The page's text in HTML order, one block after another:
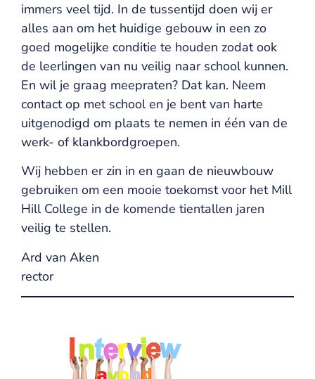
immers veel tijd. In de tussentijd doen wij er
alles aan om het huidige gebouw in een zo
goed mogelijke conditie te houden zodat ook
de leerlingen van nu veilig naar school kunnen.
En wil je graag meepraten? Dat kan. Neem
contact op met school en je bent van harte
uitgenodigd om plaats te nemen in één van de
werk- of klankbordgroepen.
Wij hebben er zin in en gaan de nieuwbouw
gebruiken om een mooie toekomst voor het Mill
Hill College in de komende tientallen jaren
veilig te stellen.
Ard van Aken
rector